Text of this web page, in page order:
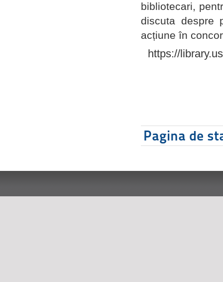
bibliotecari,
discuta despre
acțiune în
https://
Pagina de